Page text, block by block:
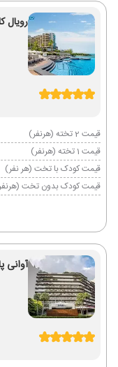
رویال
قیمت 2 تخته (هرنفر)
قیمت 1 تخته (هرنفر)
قیمت کودک با تخت (هر نفر)
قیمت کودک بدون تخت
آوانی